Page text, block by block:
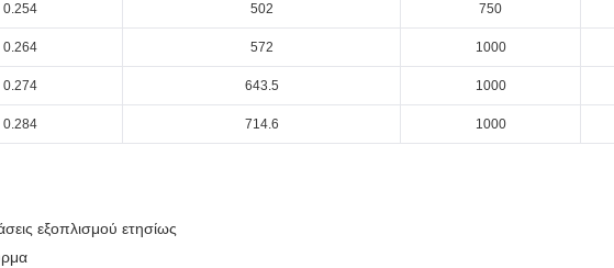
0.254 502 750
0.264 572 1000
0.274 643.5 1000
0.284 714.6 1000
εξοπλισμού ετησίως